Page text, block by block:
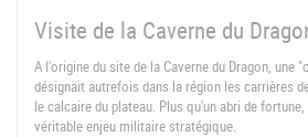
Visite de la Caverne du
A l'origine du site de la Caverne du Dragon, une
désignait autrefois dans la région les carrières
le calcaire du plateau. Plus qu'un abri de
véritable enjeu militaire stratégique.